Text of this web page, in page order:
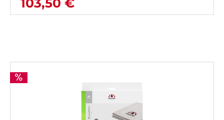
103,50 €